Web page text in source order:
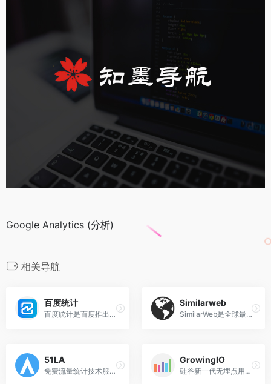
Google Analytics (分析)
相关导航
百度统计
百度统计是百度推出的一款免费的专业网站流量分析工具
Similarweb
SimilarWeb是全球最受欢迎的网站分析工具之一
51LA
免费流量统计技术服务提供商，为互联网各类站点提供第三方数据统计分析。
GrowingIO
硅谷新一代无埋点用户行为数据分析产品